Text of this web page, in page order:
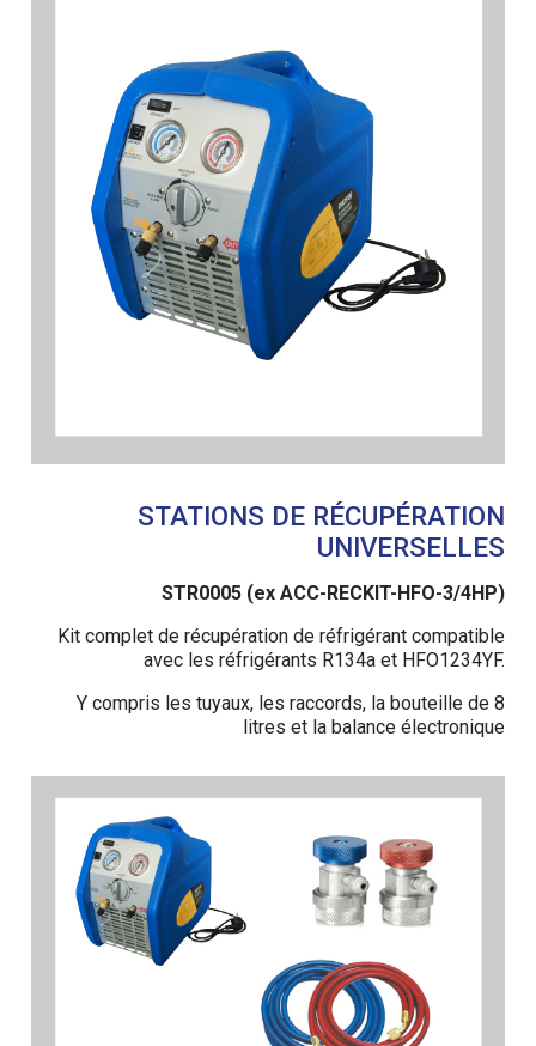
STATIONS DE RÉCUPÉRATION
UNIVERSELLES
STR0005 (ex ACC-RECKIT-HFO-3/4HP)
Kit complet de récupération de réfrigérant compatible
avec les réfrigérants R134a et HFO1234YF.
Y compris les tuyaux, les raccords, la bouteille de 8
litres et la balance électronique